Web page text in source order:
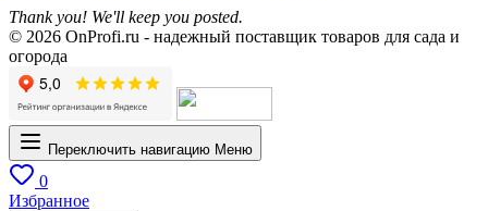
Thank you! We'll keep you posted.
© 2026 OnProfi.ru - надежный поставщик товаров для сада и
огорода
Переключить навигацию Меню
0
Избранное